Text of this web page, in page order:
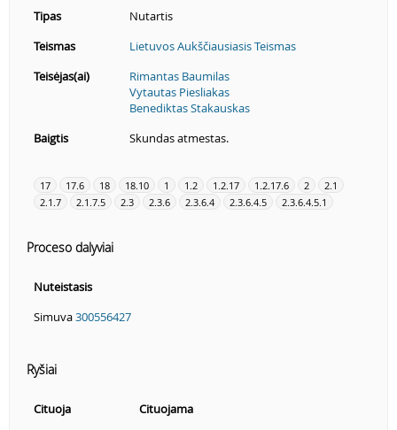
Tipas
Nutartis
Teismas
Lietuvos Aukščiausiasis Teismas
Teisėjas(ai)
Rimantas Baumilas
Vytautas Piesliakas
Benediktas Stakauskas
Baigtis
Skundas atmestas.
17 17.6 18 18.10 1 1.2 1.2.17 1.2.17.6 2
2.1
2.1.7
2.1.7.5 2.3 2.3.6 2.3.6.4 2.3.6.4.5 2.3.6.4.5.1
Proceso dalyviai
Nuteistasis
Simuva300556427
Ryšiai
Cituoja
Cituojama